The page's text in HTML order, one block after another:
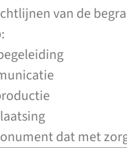
van de
dat met